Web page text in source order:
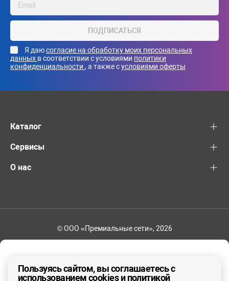
ПОДПИСАТЬСЯ
Я даюсогласие на обработку моих персональных
данных в соответствии с условиями политики
конфиденциальности , а также сусловиями оферты
Каталог
Сервисы
О нас
© ООО «Премиальные сети», 2026
Пользуясь сайтом, вы соглашаетесь с
использованием cookies и политикой